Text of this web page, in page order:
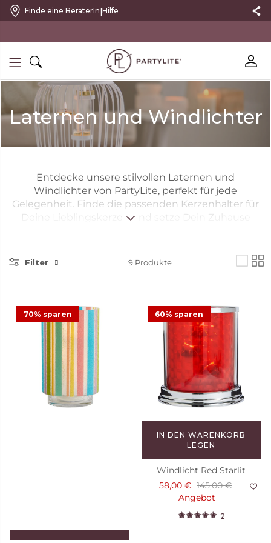
Finde eine BeraterIn|Hilfe
Laternen und Windlichter
Entdecke unsere stilvollen Laternen und
Windlichter von PartyLite, perfekt für jede
Gelegenheit. Finde die passenden Kerzenhalter für
Deine Lieblingskerzen und setze Dein Zuhause
Filter 9 Produkte
70% sparen 60% sparen
IN DEN WARENKORB
LEGEN
Windlicht Red Starlit
58,00 € 145,00 €
Angebot
2